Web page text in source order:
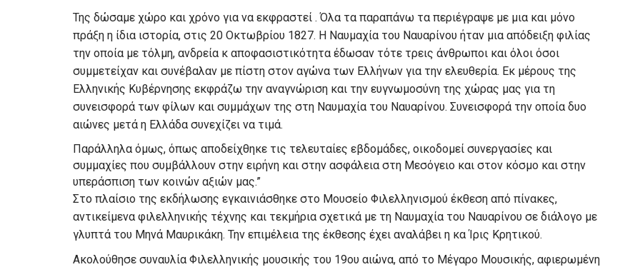
Της δώσαμε χώρο και χρόνο για να εκφραστεί . Όλα τα παραπάνω τα περιέγραψε με μια και μόνο
πράξη η ίδια ιστορία, στις 20 Οκτωβρίου 1827. Η Ναυμαχία του Ναυαρίνου ήταν μια απόδειξη φιλίας
την οποία με τόλμη, ανδρεία κ αποφασιστικότητα έδωσαν τότε τρεις άνθρωποι και όλοι όσοι
συμμετείχαν και συνέβαλαν με πίστη στον αγώνα των Ελλήνων για την ελευθερία. Εκ μέρους της
Ελληνικής Κυβέρνησης εκφράζω την αναγνώριση και την ευγνωμοσύνη της χώρας μας για τη
συνεισφορά των φίλων και συμμάχων της στη Ναυμαχία του Ναυαρίνου. Συνεισφορά την οποία δυο
αιώνες μετά η Ελλάδα συνεχίζει να τιμά.
Παράλληλα όμως, όπως αποδείχθηκε τις τελευταίες εβδομάδες, οικοδομεί συνεργασίες και
συμμαχίες που συμβάλλουν στην ειρήνη και στην ασφάλεια στη Μεσόγειο και στον κόσμο και στην
υπεράσπιση των κοινών αξιών μας.”
Στο πλαίσιο της εκδήλωσης εγκαινιάσθηκε στο Μουσείο Φιλελληνισμού έκθεση από πίνακες,
αντικείμενα φιλελληνικής τέχνης και τεκμήρια σχετικά με τη Ναυμαχία του Ναυαρίνου σε διάλογο με
γλυπτά του Μηνά Μαυρικάκη. Την επιμέλεια της έκθεσης έχει αναλάβει η κα Ίρις Κρητικού.
Ακολούθησε συναυλία Φιλελληνικής μουσικής του 19ου αιώνα, από το Μέγαρο Μουσικής, αφιερωμένη